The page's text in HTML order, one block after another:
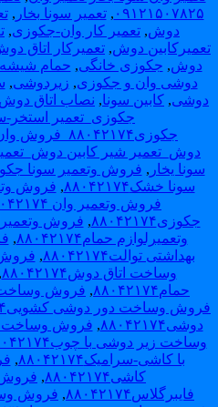
۰۹۱۲۱۵۰۷۸۲۵, تعمیر سونا بخار,
دوش, تعمیر کار وان-جکوزی ,
دوش, تعمیرکار اتاق دوش,
دوش, جكوزی خانگی, حمام شیشه
دوشی وان و جکوزی ,زیردوشی,
, كابین سونا,نصاب اتاق دوش,
جکوزی_تعمیر استخر-
جکوزی۸۸۰۴۲۱۷۴_فروش وان_جکوزی
دوش_تعمیر شیر کابین
سونا یخار,فروش وتعمیر سونا
سونا خشک۸۸۰۴۲۱۷۴
,فروش وتعمیر
فروش وتعمیر وان ۸۸۰۴۲۱۷۴
جکوزی۸۸۰۴۲۱۷۴
,فروش وتعمیراتاق
وتعمیرلوازم حمام۸۸۰۴۲۱۷۴
,
بهداشتی توالت۸۸۰۴۲۱۷۴
,فروش
وساخت اتاق دوش۸۸۰۴۲۱۷۴
,
حمام۸۸۰۴۲۱۷۴
,فروش وساخت
وساخت دور دوشی کشویی۸۸۰۴۲۱۷۴
دوشی۸۸۰۴۲۱۷۴
,فروش وساخت
زیر دوشی با چوب۸۸۰۴۲۱۷۴
با کاشی-سرامیک۸۸۰۴۲۱۷۴
,
کاشی۸۸۰۴۲۱۷۴
,فروش
فایبرگلاس۸۸۰۴۲۱۷۴
,فروش وساخت